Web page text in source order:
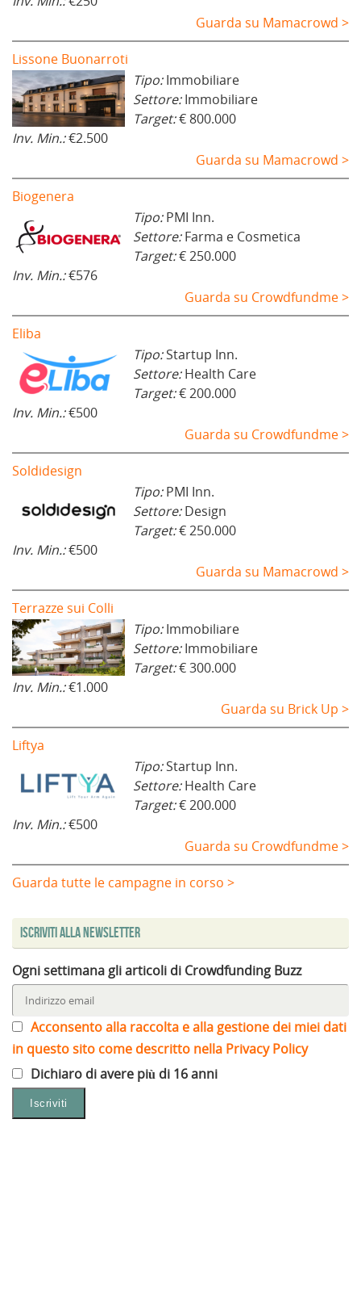
Guarda su Mamacrowd >
Lissone Buonarroti
Tipo:Immobiliare
Settore:Immobiliare
Target:€ 800.000
Inv. Min.:€2.500
Guarda su Mamacrowd >
Biogenera
Tipo:PMI Inn.
Settore:Farma e Cosmetica
Target:€ 250.000
Inv. Min.:€576
Guarda su Crowdfundme >
Eliba
Tipo:Startup Inn.
Settore:Health Care
Target:€ 200.000
Inv. Min.:€500
Guarda su Crowdfundme >
Soldidesign
Tipo:PMI Inn.
Settore:Design
Target:€ 250.000
Inv. Min.:€500
Guarda su Mamacrowd >
Terrazze sui Colli
Tipo:Immobiliare
Settore:Immobiliare
Target:€ 300.000
Inv. Min.:€1.000
Guarda su Brick Up >
Liftya
Tipo:Startup Inn.
Settore:Health Care
Target:€ 200.000
Inv. Min.:€500
Guarda su Crowdfundme >
Guarda tutte le campagne in corso >
Iscriviti alla Newsletter
Ogni settimana gli articoli di Crowdfunding Buzz
Acconsento alla raccolta e alla gestione dei miei dati
in questo sito come descritto nella Privacy Policy
Dichiaro di avere più di 16 anni